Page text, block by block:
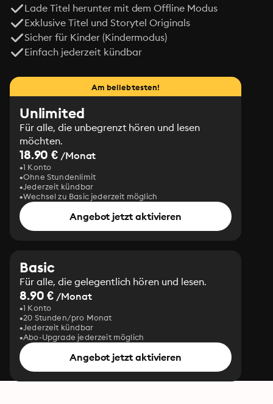
Lade Titel herunter mit dem Offline Modus
Exklusive Titel und Storytel Originals
Sicher für Kinder (Kindermodus)
Einfach jederzeit kündbar
Am beliebtesten!
Unlimited
Für alle, die unbegrenzt hören und lesen
möchten.
18.90 € /Monat
1 Konto
Ohne Stundenlimit
Jederzeit kündbar
Wechsel zu Basic jederzeit möglich
Angebot jetzt aktivieren
Basic
Für alle, die gelegentlich hören und lesen.
8.90 € /Monat
1 Konto
20 Stunden/pro Monat
Jederzeit kündbar
Abo-Upgrade jederzeit möglich
Angebot jetzt aktivieren